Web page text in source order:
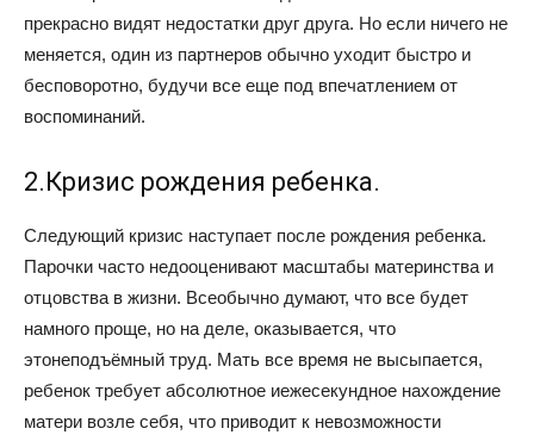
прекрасно видят недостатки друг друга. Но если ничего не
меняется, один из партнеров обычно уходит быстро и
бесповоротно, будучи все еще под впечатлением от
воспоминаний.
2.Кризис рождения ребенка.
Следующий кризис наступает после рождения ребенка.
Парочки часто недооценивают масштабы материнства и
отцовства в жизни. Всеобычно думают, что все будет
намного проще, но на деле, оказывается, что
этонеподъёмный труд. Мать все время не высыпается,
ребенок требует абсолютное иежесекундное нахождение
матери возле себя, что приводит к невозможности